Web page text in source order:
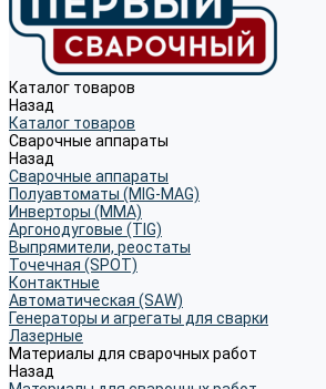
Каталог товаров
Назад
Каталог товаров
Сварочные аппараты
Назад
Сварочные аппараты
Полуавтоматы (MIG-MAG)
Инверторы (MMA)
Аргонодуговые (TIG)
Выпрямители, реостаты
Точечная (SPOT)
Контактные
Автоматическая (SAW)
Генераторы и агрегаты для сварки
Лазерные
Материалы для сварочных работ
Назад